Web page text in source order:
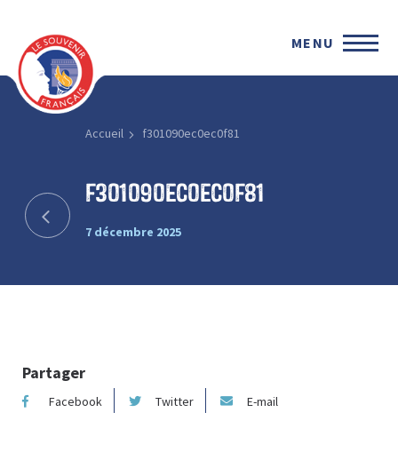
MENU
Accueil f301090ec0ec0f81
f301090ec0ec0f81
7 décembre 2025
Partager
Facebook Twitter E-mail